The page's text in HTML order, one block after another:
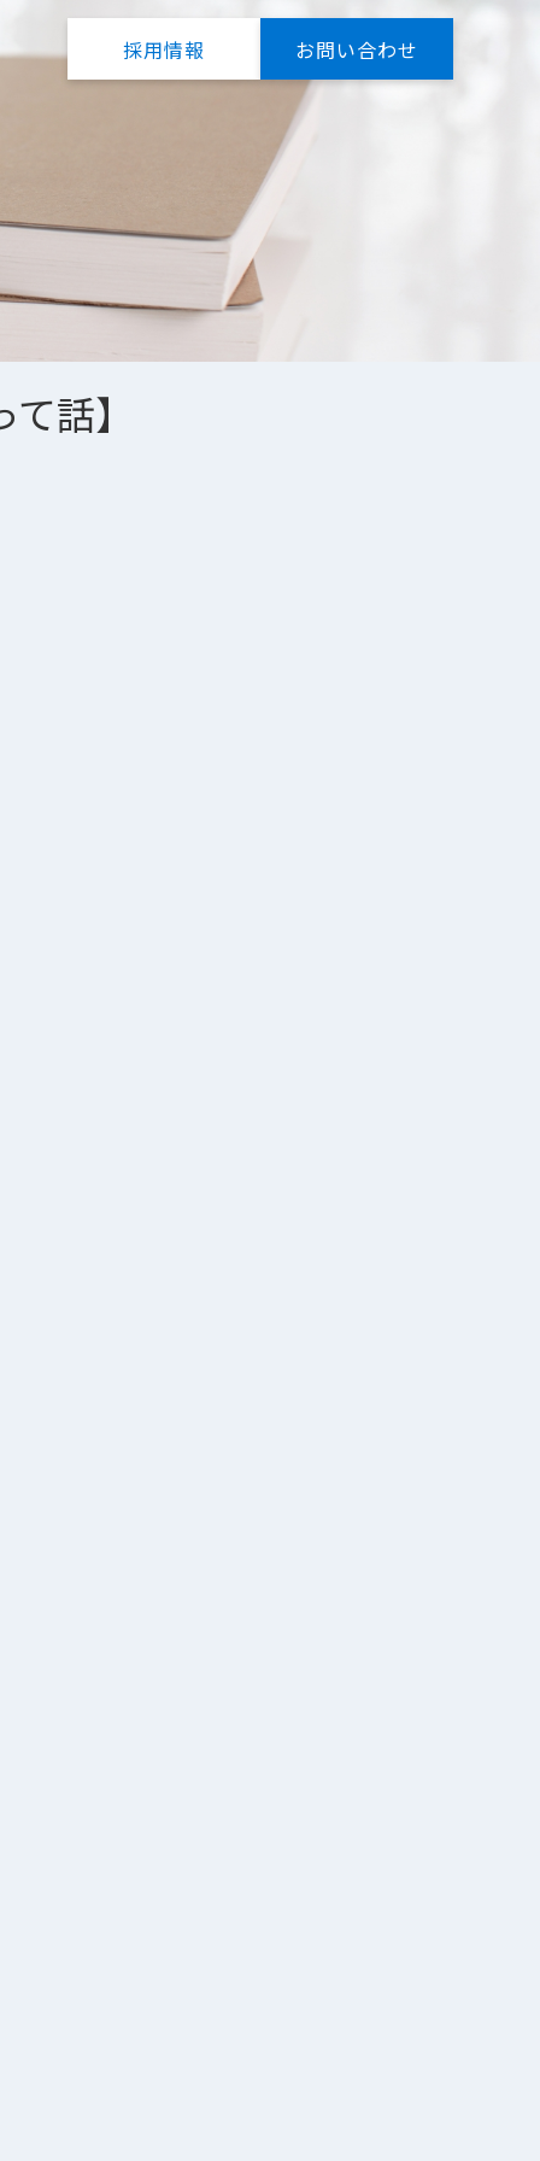
採用情報 お問い合わせ
話】